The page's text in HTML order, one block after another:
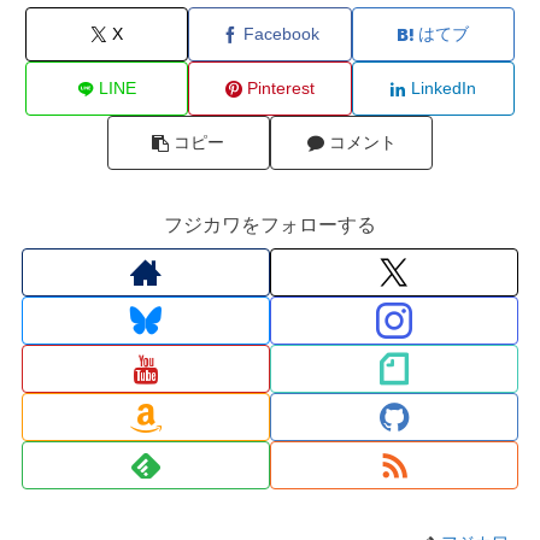
X Facebook はてブ
LINE Pinterest LinkedIn
コピー コメント
フジカワをフォローする